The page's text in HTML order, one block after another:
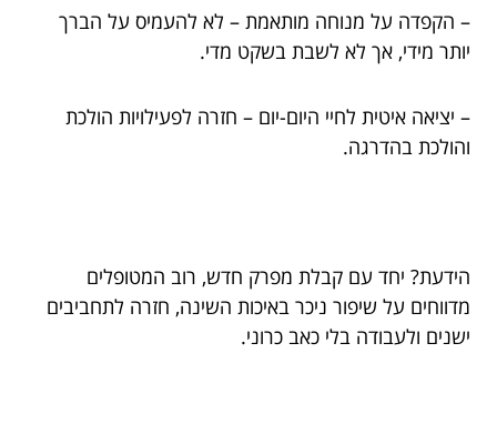
– הקפדה על מנוחה מותאמת – לא להעמיס על הברך
יותר מידי, אך לא לשבת בשקט מדי.
– יציאה איטית לחיי היום-יום – חזרה לפעילויות הולכת
והולכת בהדרגה.
הידעת? יחד עם קבלת מפרק חדש, רוב המטופלים
מדווחים על שיפור ניכר באיכות השינה, חזרה לתחביבים
ישנים ולעבודה בלי כאב כרוני.